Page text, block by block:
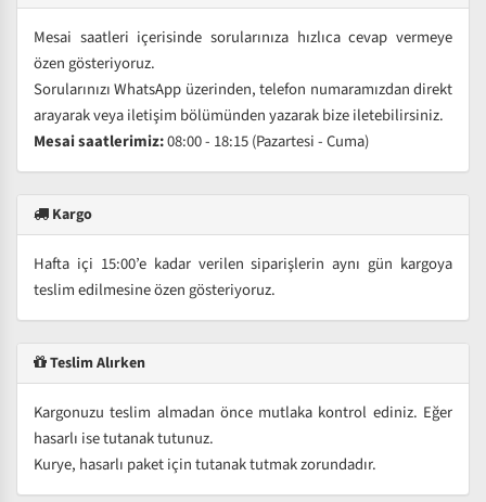
Mesai saatleri içerisinde sorularınıza hızlıca cevap vermeye
özen gösteriyoruz.
Sorularınızı WhatsApp üzerinden, telefon numaramızdan direkt
arayarak veya iletişim bölümünden yazarak bize iletebilirsiniz.
Mesai saatlerimiz:08:00 - 18:15 (Pazartesi - Cuma)
Kargo
Hafta içi 15:00’e kadar verilen siparişlerin aynı gün kargoya
teslim edilmesine özen gösteriyoruz.
Teslim Alırken
Kargonuzu teslim almadan önce mutlaka kontrol ediniz. Eğer
hasarlı ise tutanak tutunuz.
Kurye, hasarlı paket için tutanak tutmak zorundadır.